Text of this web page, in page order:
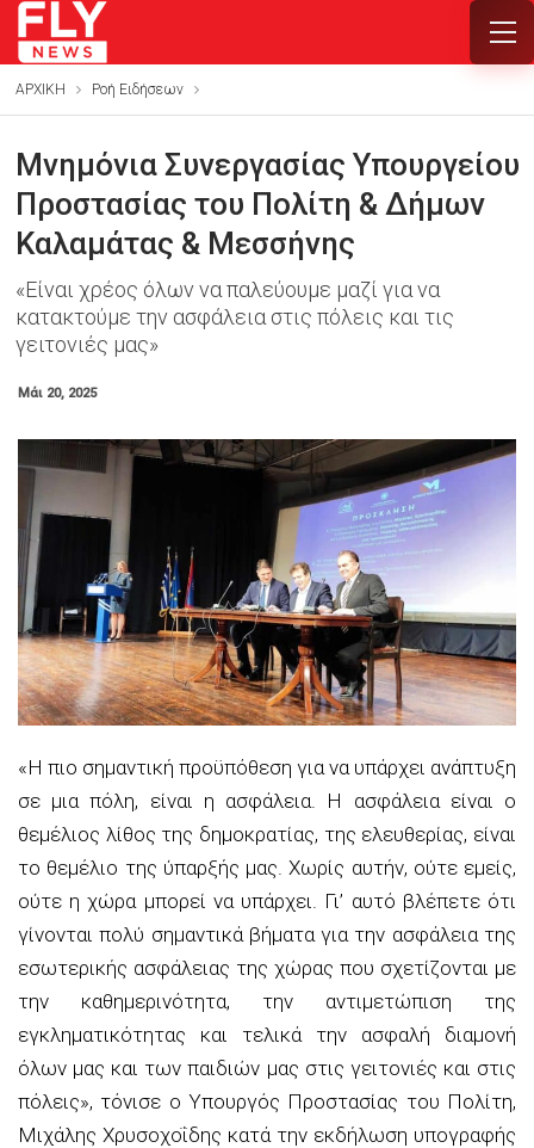
ΑΡΧΙΚΗ Ροή Ειδήσεων
Μνημόνια Συνεργασίας Υπουργείου
Προστασίας του Πολίτη & Δήμων
Καλαμάτας & Μεσσήνης
«Είναι χρέος όλων να παλεύουμε μαζί για να
κατακτούμε την ασφάλεια στις πόλεις και τις
γειτονιές μας»
Μάι 20, 2025
«Η πιο σημαντική προϋπόθεση για να υπάρχει ανάπτυξη
σε μια πόλη, είναι η ασφάλεια. Η ασφάλεια είναι ο
θεμέλιος λίθος της δημοκρατίας, της ελευθερίας, είναι
το θεμέλιο της ύπαρξής μας. Χωρίς αυτήν, ούτε εμείς,
ούτε η χώρα μπορεί να υπάρχει. Γι’ αυτό βλέπετε ότι
γίνονται πολύ σημαντικά βήματα για την ασφάλεια της
εσωτερικής ασφάλειας της χώρας που σχετίζονται με
την καθημερινότητα, την αντιμετώπιση της
εγκληματικότητας και τελικά την ασφαλή διαμονή
όλων μας και των παιδιών μας στις γειτονιές και στις
πόλεις», τόνισε ο Υπουργός Προστασίας του Πολίτη,
Μιχάλης Χρυσοχοΐδης κατά την εκδήλωση υπογραφής